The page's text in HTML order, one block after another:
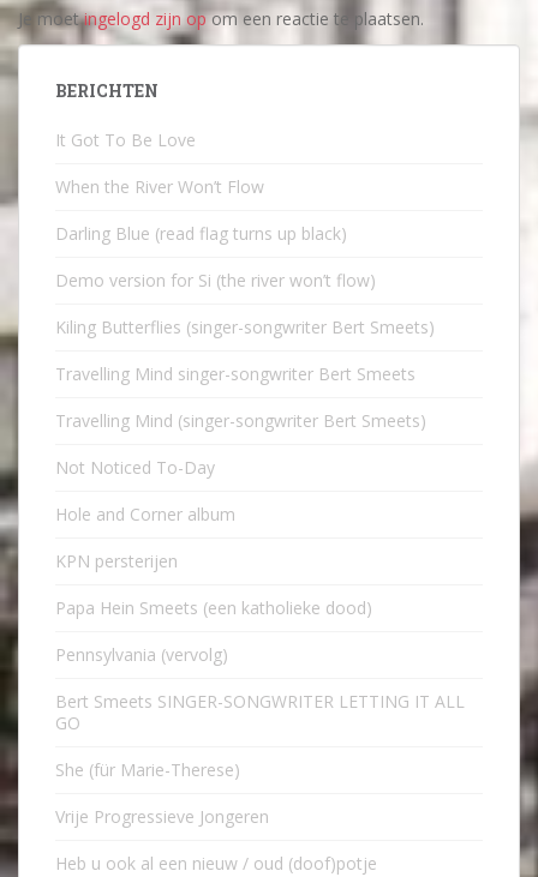
Je moetingelogd zijn opom een reactie te plaatsen.
BERICHTEN
It Got To Be Love
When the River Won’t Flow
Darling Blue (read flag turns up black)
Demo version for Si (the river won’t flow)
Kiling Butterflies (singer-songwriter Bert Smeets)
Travelling Mind singer-songwriter Bert Smeets
Travelling Mind (singer-songwriter Bert Smeets)
Not Noticed To-Day
Hole and Corner album
KPN persterijen
Papa Hein Smeets (een katholieke dood)
Pennsylvania (vervolg)
Bert Smeets SINGER-SONGWRITER LETTING IT ALL
GO
She (für Marie-Therese)
Vrije Progressieve Jongeren
Heb u ook al een nieuw / oud (doof)potje